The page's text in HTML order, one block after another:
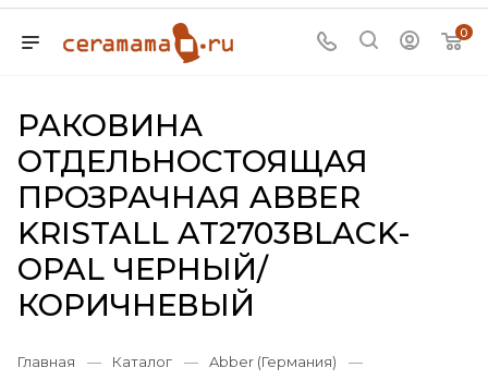
0
РАКОВИНА
ОТДЕЛЬНОСТОЯЩАЯ
ПРОЗРАЧНАЯ ABBER
KRISTALL AT2703BLACK-
OPAL ЧЕРНЫЙ/
КОРИЧНЕВЫЙ
Главная — Каталог — Abber (Германия)
—